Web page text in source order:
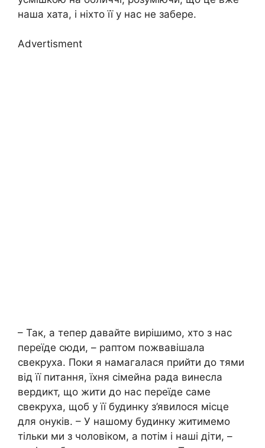
наша хата, і ніхто її у нас не забере.
Advertisment
– Так, а тепер давайте вирішимо, хто з нас
переїде сюди, – раптом пожвавішала
свекруха. Поки я намагалася прийти до тями
від її питання, їхня сімейна рада винесла
вердикт, що жити до нас переїде саме
свекруха, щоб у її будинку з’явилося місце
для онуків. – У нашому будинку житимемо
тільки ми з чоловіком, а потім і наші діти, –